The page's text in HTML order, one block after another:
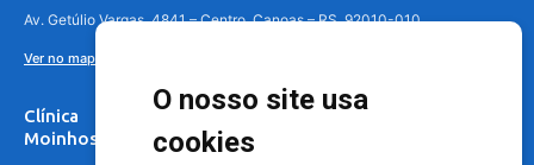
O nosso site usa
cookies
Av. Getúlio Vargas, 4841 – Centro, Canoas – RS, 92010-010
Ver no mapa
Clínica
Moinhos de Vento - Teresópolis